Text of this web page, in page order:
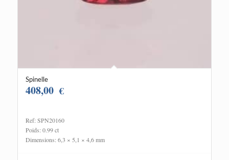
Spinelle
408,00 €
Ref: SPN20160
Poids: 0.99 ct
Dimensions: 6,3 × 5,1 × 4,6 mm